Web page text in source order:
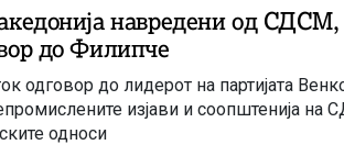
дека Бугарија ќе поставува
навредени од СДСМ,
до Филипче
одговор до лидерот на партијата
изјави и соопштенија на
односи